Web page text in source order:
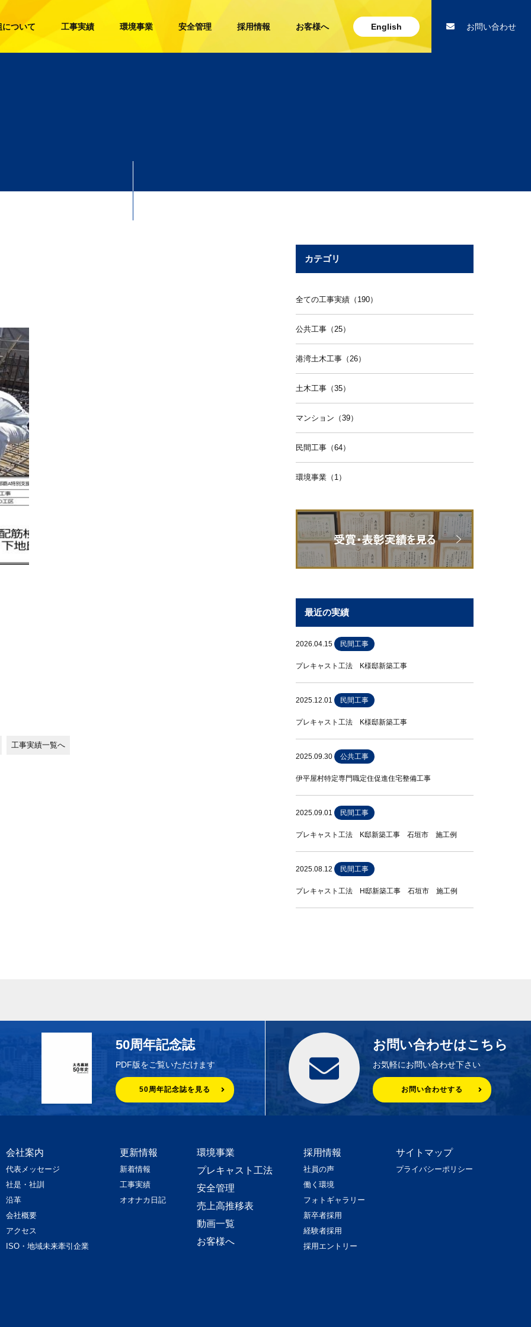
ついて 工事実績 環境事業 安全管理 採用情報 お客様へ English お問い合わせ
工事実績一覧へ
カテゴリ
全ての工事実績（190）
公共工事（25）
港湾土木工事（26）
土木工事（35）
マンション（39）
民間工事（64）
環境事業（1）
最近の実績
2026.04.15 民間工事
プレキャスト工法 K様邸新築工事
2025.12.01 民間工事
プレキャスト工法 K様邸新築工事
2025.09.30 公共工事
伊平屋村特定専門職定住促進住宅整備工事
2025.09.01 民間工事
プレキャスト工法 K邸新築工事 石垣市 施工例
2025.08.12 民間工事
プレキャスト工法 H邸新築工事 石垣市 施工例
50周年記念誌
PDF版をご覧いただけます
50周年記念誌を見る
お問い合わせはこちら
お気軽にお問い合わせ下さい
お問い合わせする
会社案内
代表メッセージ
社是・社訓
沿革
会社概要
アクセス
ISO・地域未来牽引企業
更新情報
新着情報
工事実績
オオナカ日記
環境事業
プレキャスト工法
安全管理
売上高推移表
動画一覧
お客様へ
採用情報
社員の声
働く環境
フォトギャラリー
新卒者採用
経験者採用
採用エントリー
サイトマップ
プライバシーポリシー